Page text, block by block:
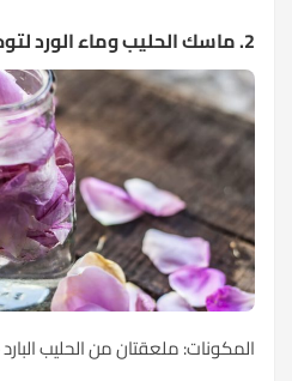
2. ماسك الحليب وماء الورد لتوحيد اللون
المكونات: ملعقتان من الحليب